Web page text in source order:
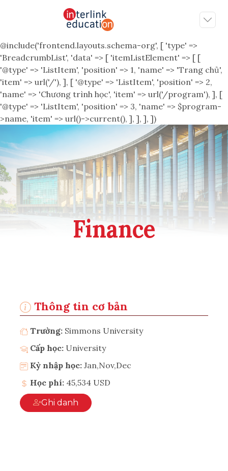
@include('frontend.layouts.schema-org', [ 'type' =>
'BreadcrumbList', 'data' => [ 'itemListElement' => [ [
'@type' => 'ListItem', 'position' => 1, 'name' => 'Trang chủ',
'item' => url('/'), ], [ '@type' => 'ListItem', 'position' => 2,
'name' => 'Chương trình học', 'item' => url('/program'), ], [
'@type' => 'ListItem', 'position' => 3, 'name' => $program-
>name, 'item' => url()->current(), ], ], ], ])
Finance
Thông tin cơ bản
Trường: Simmons University
Cấp học: University
Kỳ nhập học: Jan,Nov,Dec
Học phí: 45,534 USD
Ghi danh